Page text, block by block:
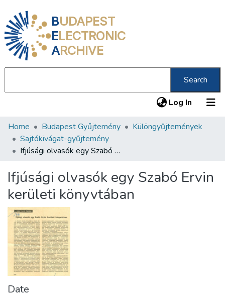
BUDAPEST
ELECTRONIC
ARCHIVE
Search
Log In (current)
Communities & Collections
All of DSpace
About us
Home Budapest Gyűjtemény
Különgyűjtemények
Sajtókivágat-gyűjtemény
Ifjúsági olvasók egy Szabó Ervin kerületi könyvtában
Ifjúsági olvasók egy Szabó Ervin
kerületi könyvtában
Date